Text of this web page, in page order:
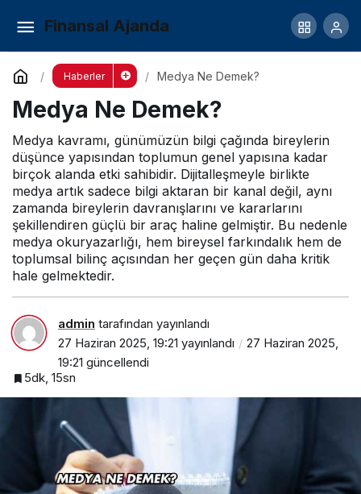
Finansal Ajanda
Haberler Medya Ne Demek?
Medya Ne Demek?
Medya kavramı, günümüzün bilgi çağında bireylerin
düşünce yapısından toplumun genel yapısına kadar
birçok alanda etki sahibidir. Dijitalleşmeyle birlikte
medya artık sadece bilgi aktaran bir kanal değil, aynı
zamanda bireylerin davranışlarını ve kararlarını
şekillendiren güçlü bir araç haline gelmiştir. Bu nedenle
medya okuryazarlığı, hem bireysel farkındalık hem de
toplumsal bilinç açısından her geçen gün daha kritik
hale gelmektedir.
admin tarafından yayınlandı
27 Haziran 2025, 19:21 yayınlandı
27 Haziran 2025,
19:21 güncellendi
5dk, 15sn
Habercilik Nedir, Ne İşe Yarar?
Yorum Yap Paylaş